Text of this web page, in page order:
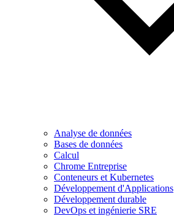
Analyse de données
Bases de données
Calcul
Chrome Entreprise
Conteneurs et Kubernetes
Développement d'Applications
Développement durable
DevOps et ingénierie SRE